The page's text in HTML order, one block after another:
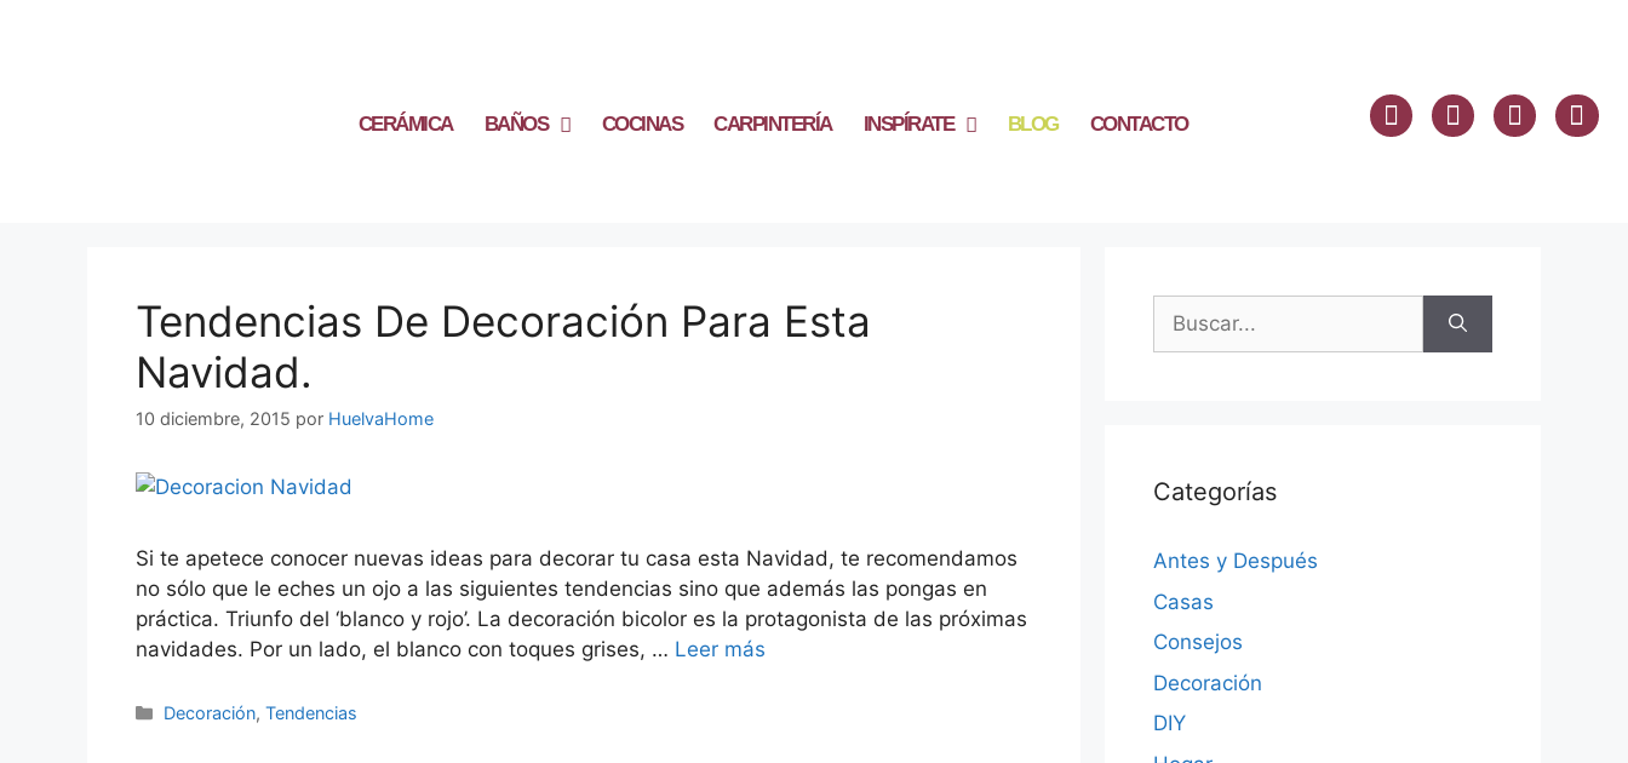
CERÁMICA BAÑOS COCINAS CARPINTERÍA INSPÍRATE BLOG CONTACTO
Tendencias De Decoración Para Esta
Navidad.
10 diciembre, 2015 por HuelvaHome
Si te apetece conocer nuevas ideas para decorar tu casa esta Navidad, te recomendamos
no sólo que le eches un ojo a las siguientes tendencias sino que además las pongas en
práctica. Triunfo del ‘blanco y rojo’. La decoración bicolor es la protagonista de las próximas
navidades. Por un lado, el blanco con toques grises, … Leer más
Decoración,Tendencias
Categorías
Antes y Después
Casas
Consejos
Decoración
DIY